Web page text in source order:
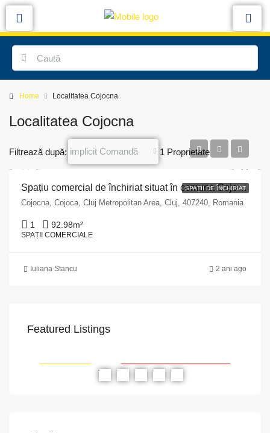
Home Localitatea Cojocna
Localitatea Cojocna
1 Proprietate
Filtrează după: implicit Comandă
SPAȚII DE ÎNCHIRIAT
Spațiu comercial de închiriat situat în comuna Cojocna, str. Ilie Pintilie, nr. 2, județul Cluj
Cojocna, Cojoca, Cluj Metropolitan Area, Cluj, 407240, Romania
1 92.98m²
SPAȚII COMERCIALE
Iuliana Stancu 2 ani ago
Featured Listings
PROPRIETATEA A FOST ÎNCHIRIATĂ